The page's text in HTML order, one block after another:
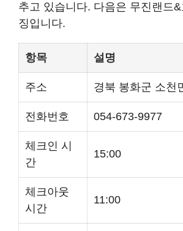
추고 있습니다. 다음은 무진랜드
징입니다.
항목 설명
주소 경북 봉화군 소천
전화번호 054-673-9977
체크인 시
간
15:00
체크아웃
시간
11:00